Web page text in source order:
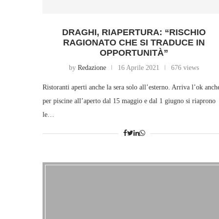
DRAGHI, RIAPERTURA: “RISCHIO
RAGIONATO CHE SI TRADUCE IN
OPPORTUNITÀ”
byRedazione 16 Aprile 2021 676 views
Ristoranti aperti anche la sera solo all’esterno. Arriva l’ok
per piscine all’aperto dal 15 maggio e dal 1 giugno si riaprono
le…